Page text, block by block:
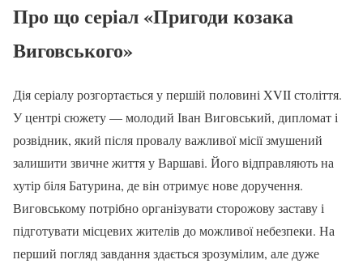
Про що серіал «Пригоди козака
Виговського»
Дія серіалу розгортається у першій половині XVII століття.
У центрі сюжету — молодий Іван Виговський, дипломат і
розвідник, який після провалу важливої місії змушений
залишити звичне життя у Варшаві. Його відправляють на
хутір біля Батурина, де він отримує нове доручення.
Виговському потрібно організувати сторожову заставу і
підготувати місцевих жителів до можливої небезпеки. На
перший погляд завдання здається зрозумілим, але дуже